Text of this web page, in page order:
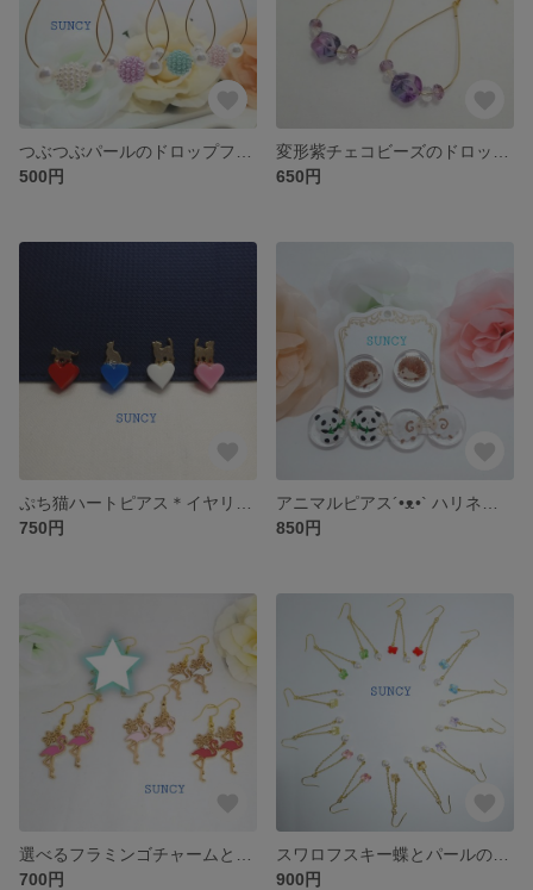
500円
650円
750円
850円
700円
900円